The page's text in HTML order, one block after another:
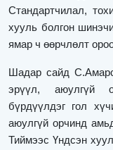
Стандартчилал,
хууль болгон
ямар ч өөрчлөлт
Шадар сайд
эрүүл, аюулгүй
бүрдүүлдэг гол
аюулгүй орчинд
Тиймээс Үндсэн